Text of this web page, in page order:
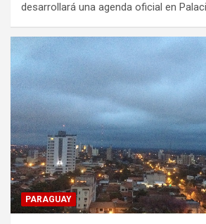
desarrollará una agenda oficial en
PARAGUAY